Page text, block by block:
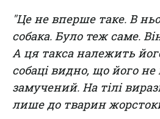
"Це не вперше таке. В
собака. Було теж саме.
А ця такса належить
собаці видно, що його
замучений. На тілі
лише до тварин